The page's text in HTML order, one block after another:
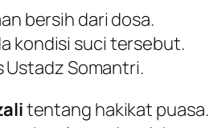
bersih dari dosa.
kondisi suci tersebut.
Ustadz Somantri.
tentang hakikat puasa.